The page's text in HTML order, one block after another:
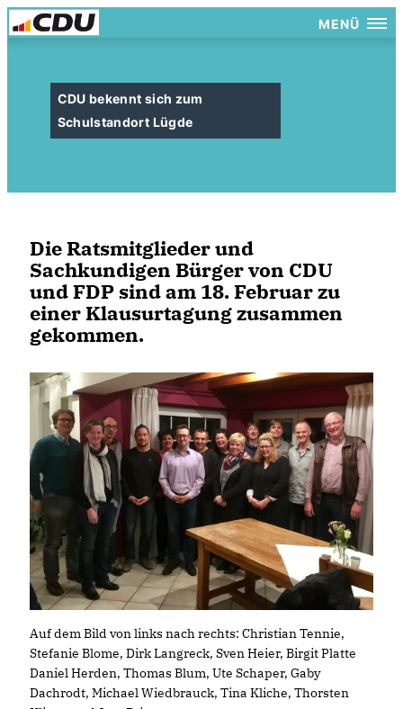
MENÜ
CDU bekennt sich zum
Schulstandort Lügde
Die Ratsmitglieder und
Sachkundigen Bürger von CDU
und FDP sind am 18. Februar zu
einer Klausurtagung zusammen
gekommen.
Auf dem Bild von links nach rechts: Christian Tennie,
Stefanie Blome, Dirk Langreck, Sven Heier, Birgit Platte
Daniel Herden, Thomas Blum, Ute Schaper, Gaby
Dachrodt, Michael Wiedbrauck, Tina Kliche, Thorsten